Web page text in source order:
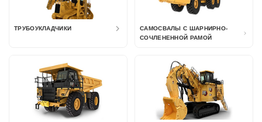
ТРУБОУКЛАДЧИКИ
САМОСВАЛЫ С ШАРНИРНО-
СОЧЛЕНЕННОЙ РАМОЙ